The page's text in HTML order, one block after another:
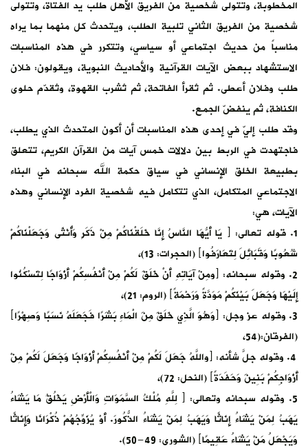
المخطوبة، وتتولى شخصية من الفريق الأهل طلب يد الفتاة، وتتولى
شخصية من الفريق الثاني تلبية الطلب، ويتحدث كل منهما بما يراه
مناسباً من حديث اجتماعي أو سياسي، وتتكرر في هذه المناسبات
الاستشهاد ببعض الآيات القرآنية والأحاديث النبوية، ويقولون: فلان
طلب وفلان أعطى. ثم تُقرأ الفاتحة، ثم تُشرب القهوة، وتُقدّم حلوى
الكنافة، ثم ينفضّ الجمع.
وقد طلب إليّ في إحدى هذه المناسبات أن أكون المتحدث الذي يطلب،
فاجتهدت في الربط بين دلالات خمس آيات من القرآن الكريم، تتعلق
بطبيعة الخلق الإنساني في سياق حكمة الله سبحانه في البناء
الاجتماعي المتكامل، الذي تتكامل فيه شخصية الفرد الإنساني وهذه
الآيات، هي:
1. قوله تعالى: ﴿ يَا أَيُّهَا النَّاسُ إِنَّا خَلَقْنَاكُمْ مِنْ ذَكَرٍ وَأُنْثَى وَجَعَلْنَاكُمْ
شُعُوبًا وَقَبَائِلَ لِتَعَارَفُوا﴾ (الحجرات: 13)،
2. وقوله سبحانه: ﴿ومِنْ آيَاتِهِ أَنْ خَلَقَ لَكُمْ مِنْ أَنْفُسِكُمْ أَزْوَاجًا لِتَسْكُنُوا
إِلَيْهَا وَجَعَلَ بَيْنَكُمْ مَوَدَّةً وَرَحْمَةً﴾ (الروم: 21)،
3. وقوله عز وجل: ﴿وَهُوَ الَّذِي خَلَقَ مِنَ الْمَاءِ بَشَرًا فَجَعَلَهُ نَسَبًا وَصِهْرًا﴾
(الفرقان:(54،
4. وقوله جلّ شأنه: ﴿وَاللَّهُ جَعَلَ لَكُمْ مِنْ أَنْفُسِكُمْ أَزْوَاجًا وَجَعَلَ لَكُمْ مِنْ
أَزْوَاجِكُمْ بَنِينَ وَحَفَدَةً﴾ (النحل: 72)،
5. وقوله سبحانه وتعالى: ﴿ لِلَّهِ مُلْكُ السَّمَوَاتِ وَالْأَرْضِ يَخْلُقُ مَا يَشَاءُ
يَهَبُ لِمَنْ يَشَاءُ إِنَاثًا وَيَهَبُ لِمَنْ يَشَاءُ الذُّكُورَ. أَوْ يُزَوِّجُهُمْ ذُكْرَانًا وَإِنَاثًا
وَيَجْعَلُ مَنْ يَشَاءُ عَقِيمًا﴾ (الشورى: 49-50).